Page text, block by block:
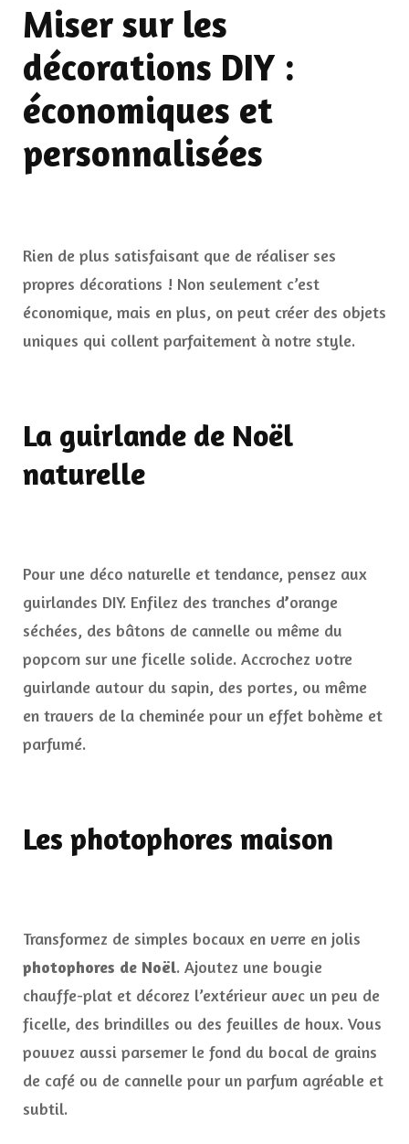
Miser sur les
décorations DIY :
économiques et
personnalisées
Rien de plus satisfaisant que de réaliser ses
propres décorations ! Non seulement c’est
économique, mais en plus, on peut créer des objets
uniques qui collent parfaitement à notre style.
La guirlande de Noël
naturelle
Pour une déco naturelle et tendance, pensez aux
guirlandes DIY. Enfilez des tranches d’orange
séchées, des bâtons de cannelle ou même du
popcorn sur une ficelle solide. Accrochez votre
guirlande autour du sapin, des portes, ou même
en travers de la cheminée pour un effet bohème et
parfumé.
Les photophores maison
Transformez de simples bocaux en verre en jolis
photophores de Noël. Ajoutez une bougie
chauffe-plat et décorez l’extérieur avec un peu de
ficelle, des brindilles ou des feuilles de houx. Vous
pouvez aussi parsemer le fond du bocal de grains
de café ou de cannelle pour un parfum agréable et
subtil.